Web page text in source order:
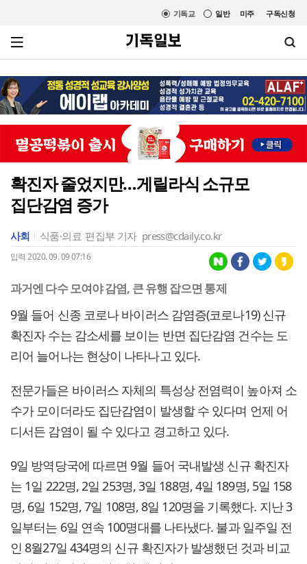
미주 구독신청
일반
기독교
확진자 줄었지만…게릴라식 소규모
집단감염 증가
사회 식품·의료 편집부 기자 press@cdaily.co.kr
입력 2020. 09. 09 07:16
과거엔 다수 모여야 감염, 큰 유행 잡으면 통제
9월 들어 신종 코로나 바이러스 감염증(코로나19) 신규
확진자 수는 감소세를 보이는 반면 집단감염 건수는 도
리어 늘어나는 현상이 나타나고 있다.
전문가들은 바이러스 자체의 특성상 전염력이 높아져 소
수가 모이더라도 집단감염이 발생할 수 있다며 언제 어
디서든 감염이 될 수 있다고 경고하고 있다.
9일 방역당국에 따르면 9월 들어 국내발생 신규 확진자
는 1일 222명, 2일 253명, 3일 188명, 4일 189명, 5일 158
명, 6일 152명, 7일 108명, 8일 120명을 기록했다. 지난 3
일부터는 6일 연속 100명대를 나타냈다. 불과 일주일 전
인 8월27일 434명의 신규 확진자가 발생했던 것과 비교